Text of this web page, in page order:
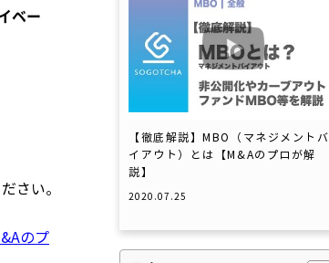
ベー
さい。
のプ
【徹底解説】MBO（マネジメントバ
イアウト）とは【M&Aのプロが解
説】
2020.07.25